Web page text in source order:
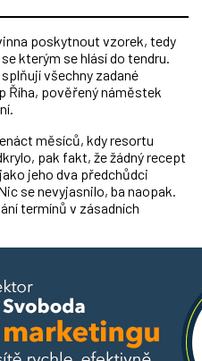
poskytnout vzorek, tedy
kterým se hlásí do tendru.
všechny zadané
Říha, pověřený náměstek
měsíců, kdy resortu
pak fakt, že žádný recept
jeho dva předchůdci
se nevyjasnilo, ba naopak.
termínů v zásadních